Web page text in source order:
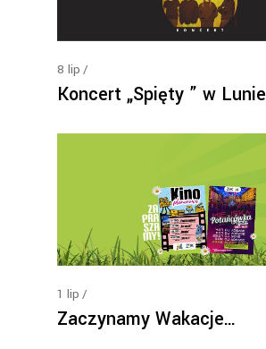
8 lip
Koncert „Spięty ” w Lunie
1 lip
Zaczynamy Wakacje…